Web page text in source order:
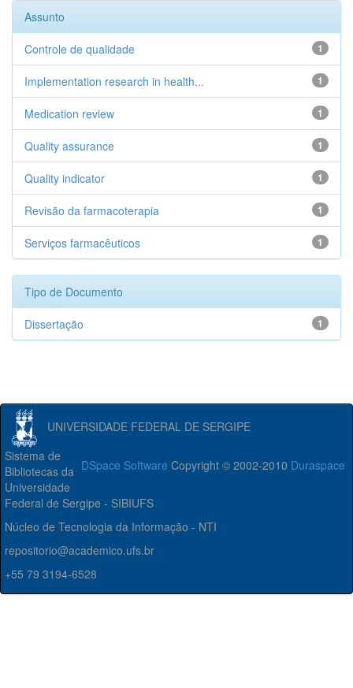
Assunto
1
Controle de qualidade
1
Implementation research in health...
1
Medication review
1
Quality assurance
1
Quality indicator
1
Revisão da farmacoterapia
1
Serviços farmacêuticos
Tipo de Documento
1
Dissertação
UNIVERSIDADE FEDERAL DE SERGIPE
DSpace Software Copyright © 2002-2010 Duraspace
Sistema de
Bibliotecas da
Universidade
Federal de Sergipe - SIBIUFS
Núcleo de Tecnologia da Informação - NTI
repositorio@academico.ufs.br
+55 79 3194-6528